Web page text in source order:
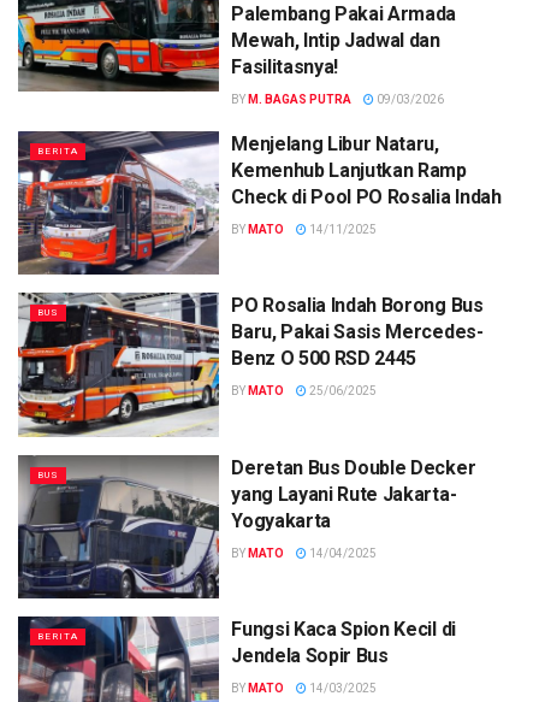
Palembang Pakai Armada
Mewah, Intip Jadwal dan
Fasilitasnya!
BY M. BAGAS PUTRA 09/03/2026
BERITA
Menjelang Libur Nataru,
Kemenhub Lanjutkan Ramp
Check di Pool PO Rosalia Indah
BY MATO 14/11/2025
BUS
PO Rosalia Indah Borong Bus
Baru, Pakai Sasis Mercedes-
Benz O 500 RSD 2445
BY MATO 25/06/2025
BUS
Deretan Bus Double Decker
yang Layani Rute Jakarta-
Yogyakarta
BY MATO 14/04/2025
BERITA
Fungsi Kaca Spion Kecil di
Jendela Sopir Bus
BY MATO 14/03/2025